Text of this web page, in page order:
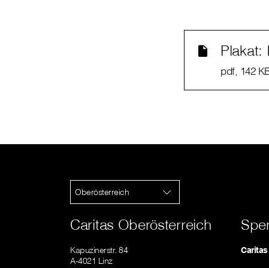
Plakat:
pdf, 142
Oberösterreich
Caritas Oberösterreich
Kapuzinerstr. 84
A-4021 Linz